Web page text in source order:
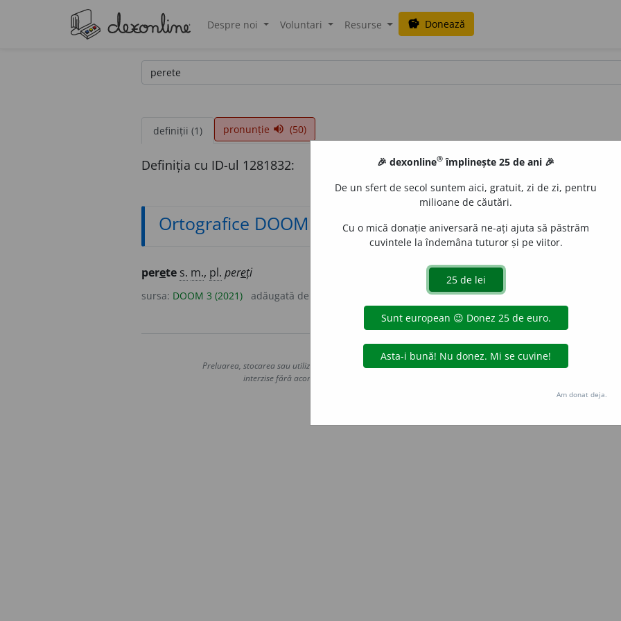
Despre noi Voluntari Resurse savings Donează
definiții (1) pronunție volume_up (50)
Definiția cu ID-ul 1281832:
Ortografice DOOM
perete s. m., pl. pereți
sursa: DOOM 3 (2021) adăugată de
Copyright © 2004-2026 dexonline (https://dexonline.ro)
Preluarea, stocarea sau utilizarea datelor de pe acest site, inclusiv prin orice metode de extragere automată
interzise fără acordul nostru prealabil scris, cu excepția seturilor de date oferite oficial spre utilizare
Hosterion
🎉 dexonline® împlinește 25 de ani 🎉
De un sfert de secol suntem aici, gratuit, zi de zi, pentru
milioane de căutări.
Cu o mică donație aniversară ne-ați ajuta să păstrăm
cuvintele la îndemâna tuturor și pe viitor.
Am donat deja.